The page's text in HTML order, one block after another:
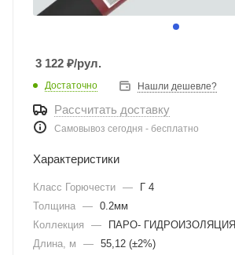
3 122 ₽/рул.
Достаточно Нашли дешевле?
Рассчитать доставку
Самовывоз сегодня - бесплатно
Характеристики
Класс Горючести —
Г 4
Толщина — 0.2мм
Коллекция
—
ПАРО- ГИДРОИЗОЛЯЦИЯ
Длина, м
— 55,12 (±2%)